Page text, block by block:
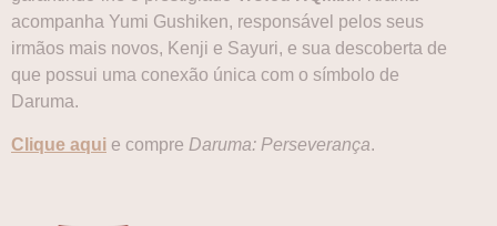
acompanha Yumi Gushiken, responsável pelos seus
irmãos mais novos, Kenji e Sayuri, e sua descoberta de
que possui uma conexão única com o símbolo de
Daruma.
Clique aqui e compre Daruma: Perseverança.